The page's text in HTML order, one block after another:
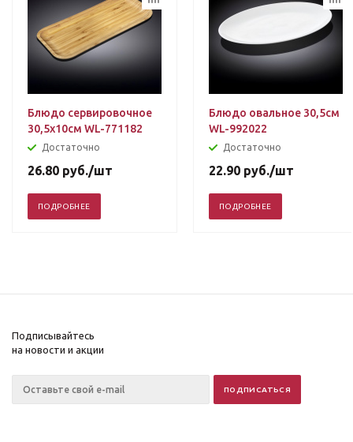
Блюдо сервировочное
30,5х10см WL-771182
Достаточно
26.80 руб./шт
ПОДРОБНЕЕ
Блюдо овальное 30,5см
WL-992022
Достаточно
22.90 руб./шт
ПОДРОБНЕЕ
Подписывайтесь
на новости и акции